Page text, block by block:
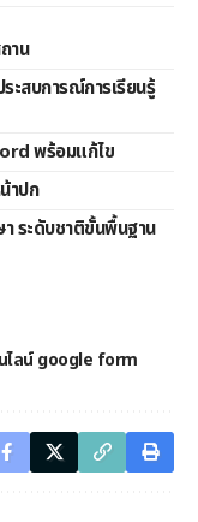
าน
ะสบการณ์การเรียนรู้
พร้อมแก้ไข
าปก
ระดับชาติขั้นพื้นฐาน
ไลน์ google form